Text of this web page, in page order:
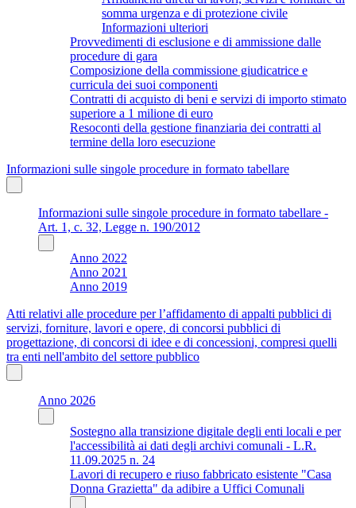
somma urgenza e di protezione civile
Informazioni ulteriori
Provvedimenti di esclusione e di ammissione dalle
procedure di gara
Composizione della commissione giudicatrice e
curricula dei suoi componenti
Contratti di acquisto di beni e servizi di importo stimato
superiore a 1 milione di euro
Resoconti della gestione finanziaria dei contratti al
termine della loro esecuzione
Informazioni sulle singole procedure in formato tabellare
Informazioni sulle singole procedure in formato tabellare -
Art. 1, c. 32, Legge n. 190/2012
Anno 2022
Anno 2021
Anno 2019
Atti relativi alle procedure per l’affidamento di appalti pubblici di
servizi, forniture, lavori e opere, di concorsi pubblici di
progettazione, di concorsi di idee e di concessioni, compresi quelli
tra enti nell'ambito del settore pubblico
Anno 2026
Sostegno alla transizione digitale degli enti locali e per
l'accessibilità ai dati degli archivi comunali - L.R.
11.09.2025 n. 24
Lavori di recupero e riuso fabbricato esistente "Casa
Donna Grazietta" da adibire a Uffici Comunali